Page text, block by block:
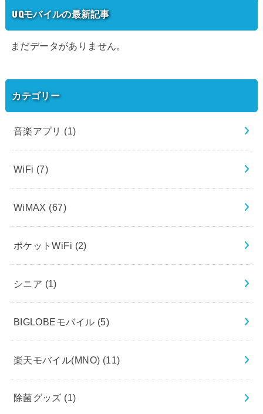
UQモバイルの最新記事
まだデータがありません。
カテゴリー
音楽アプリ (1)
WiFi (7)
WiMAX (67)
ポケットWiFi (2)
シニア (1)
BIGLOBEモバイル (5)
楽天モバイル(MNO) (11)
除菌グッズ (1)